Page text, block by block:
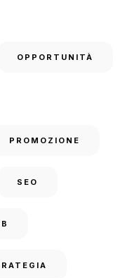
OPPORTUNITÀ
PROMOZIONE
SEO